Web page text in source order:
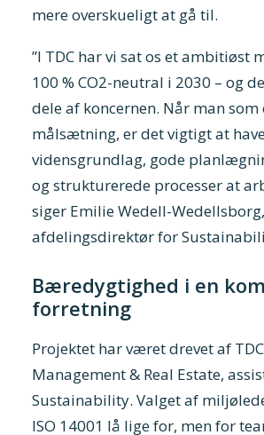
mere overskueligt at gå til.
”I TDC har vi sat os et ambitiøst
100 % CO2-neutral i 2030 – og
dele af koncernen. Når man som
målsætning, er det vigtigt at
vidensgrundlag, gode
og strukturerede processer at
siger Emilie Wedell-Wedellsborg,
afdelingsdirektør for
Bæredygtighed i en
forretning
Projektet har været drevet af
Management & Real Estate,
Sustainability. Valget af
ISO 14001 lå lige for, men for